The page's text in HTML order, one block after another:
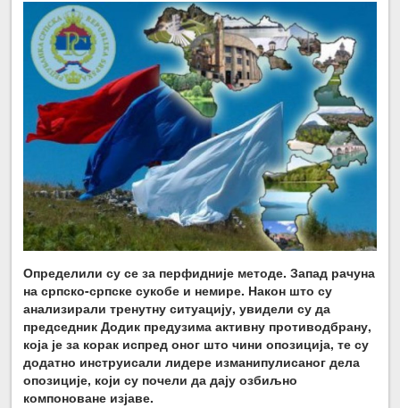
Определили су се за перфидније методе. Запад рачуна
на српско-српске сукобе и немире. Након што су
анализирали тренутну ситуацију, увидели су да
председник Додик предузима активну противодбрану,
која је за корак испред оног што чини опозиција, те су
додатно инструисали лидере изманипулисаног дела
опозиције, који су почели да дају озбиљно
компоноване изјаве.